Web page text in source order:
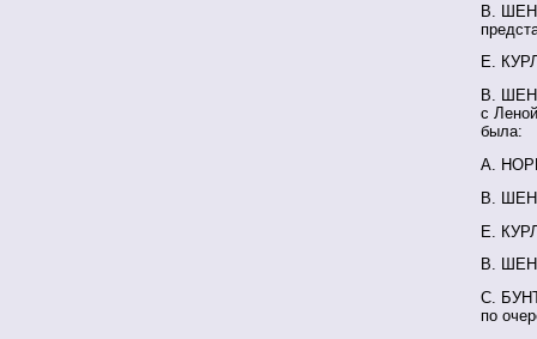
В.
Е.
В.
с
была:
А.
В.
Е.
В.
С.
по